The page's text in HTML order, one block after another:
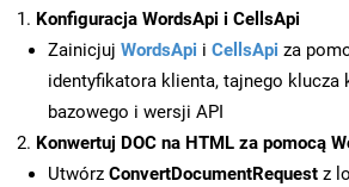
Konfiguracja WordsApi i CellsApi
Zainicjuj WordsApi i CellsApi za
identyfikatora klienta, tajnego klucza
bazowego i wersji API
Konwertuj DOC na HTML za pomocą
Utwórz ConvertDocumentRequest z